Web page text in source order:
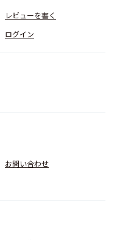
レビューを書く
ログイン
お問い合わせ